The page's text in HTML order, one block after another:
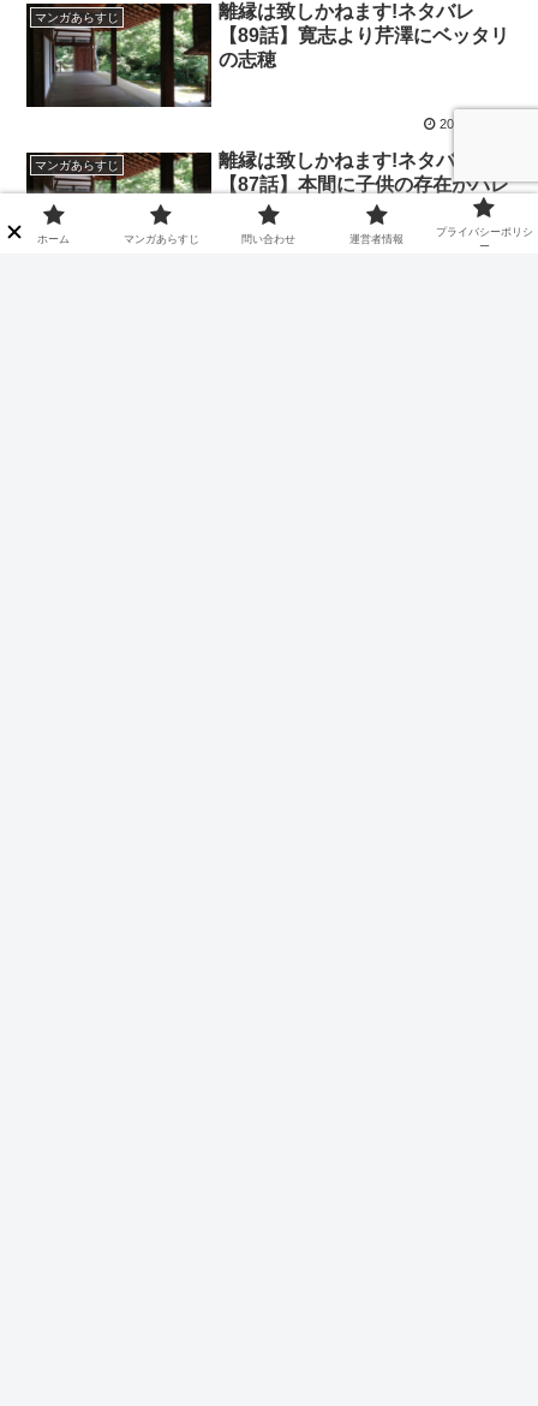
マンガあらすじ
離縁は致しかねます!ネタバレ
【89話】寛志より芹澤にベッタリ
の志穂
2024.04.28
マンガあらすじ
離縁は致しかねます!ネタバレ
【87話】本間に子供の存在がバレ
てしまった！
ホーム マンガあらすじ 問い合わせ 運営者情報
プライバシーポリシ
ー